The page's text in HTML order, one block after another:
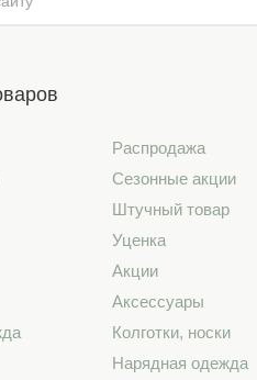
Распродажа
Сезонные акции
Штучный товар
Уценка
Акции
Аксессуары
Колготки, носки
Нарядная одежда